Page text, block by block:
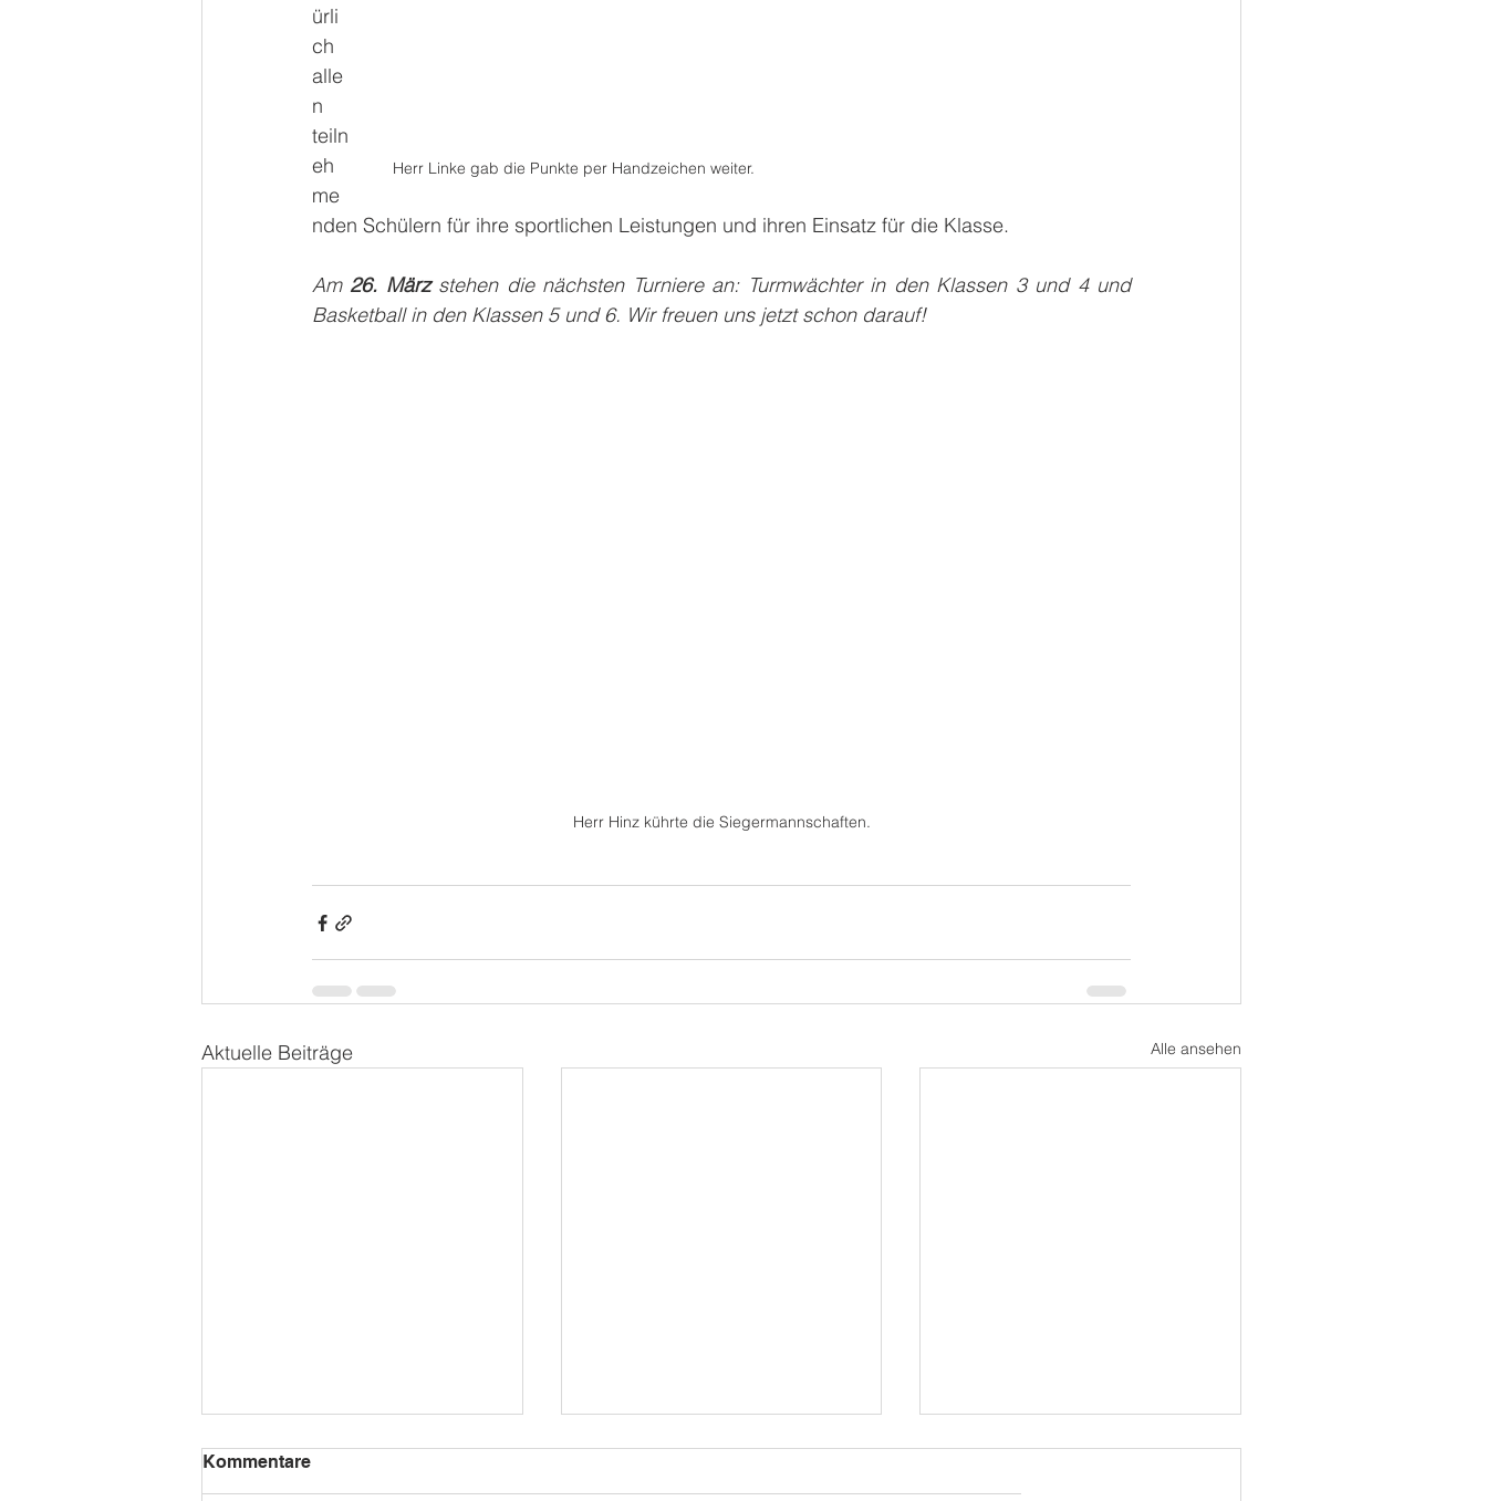
Herr Linke gab die Punkte per Handzeichen weiter.
ürli
ch
alle
n
teiln
eh
me
nden Schülern für ihre sportlichen Leistungen und ihren Einsatz für die Klasse.
Am 26. März stehen die nächsten Turniere an: Turmwächter in den Klassen 3 und 4 und
Basketball in den Klassen 5 und 6. Wir freuen uns jetzt schon darauf!
Herr Hinz kührte die Siegermannschaften.
Aktuelle Beiträge Alle ansehen
Kommentare